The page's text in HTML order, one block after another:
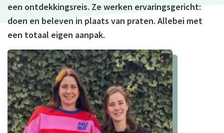
een ontdekkingsreis. Ze werken ervaringsgericht:
doen en beleven in plaats van praten. Allebei met
een totaal eigen aanpak.